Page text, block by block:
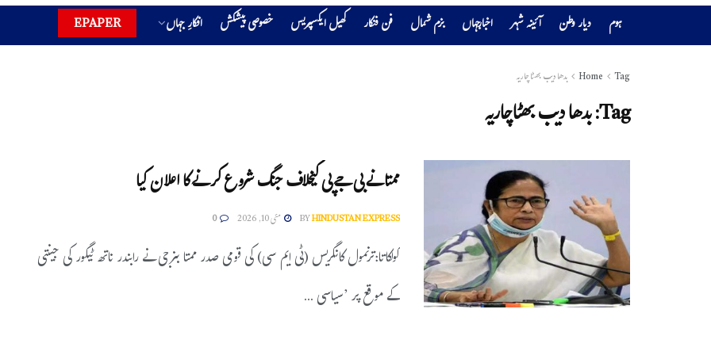
ہوم دیار وطن آئینہ شہر اخبارجہاں بزم شمال فن فنکار کھیل ایکسپریس خصوصی پیشکش افکارِ جہاں EPAPER
Home Tag بدھا دیب بھٹاچاریہ
Tag:بدھا دیب بھٹاچاریہ
ممتا نے بی جے پی کیخلاف جنگ شروع کرنے کا اعلان کیا
BYHINDUSTAN EXPRESS مئی 10, 2026 0
کولکاتا:ترنمول کانگریس (ٹی ایم سی) کی قومی صدر ممتا بنرجی نے رابندر ناتھ ٹیگور کی جینتی
کے موقع پر ’سیاسی ...